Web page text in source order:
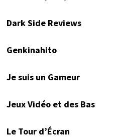
Dark Side Reviews
Genkinahito
Je suis un Gameur
Jeux Vidéo et des Bas
Le Tour d’Écran